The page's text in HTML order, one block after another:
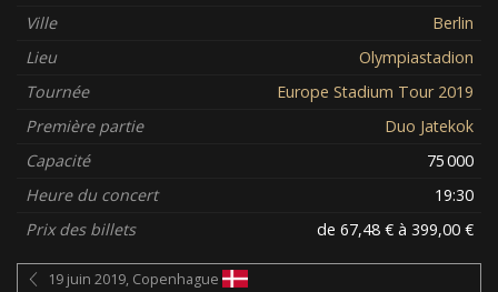
Ville
Berlin
Lieu
Olympiastadion
Tournée
Europe Stadium Tour 2019
Première partie
Duo Jatekok
Capacité
75 000
Heure du concert
19:30
Prix des billets
de 67,48 € à 399,00 €
19 juin 2019, Copenhague